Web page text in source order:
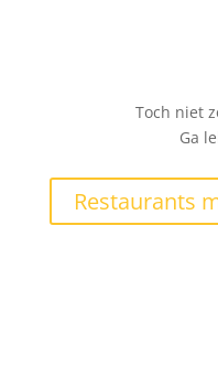
Toch niet
Ga
Restaurants